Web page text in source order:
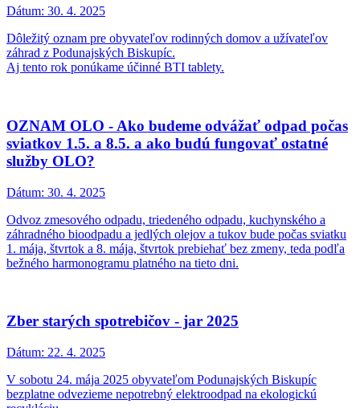
Dátum: 30. 4. 2025
Dôležitý oznam pre obyvateľov rodinných domov a užívateľov
záhrad z Podunajských Biskupíc.
Aj tento rok ponúkame účinné BTI tablety.
OZNAM OLO - Ako budeme odvážať odpad počas
sviatkov 1.5. a 8.5. a ako budú fungovať ostatné
služby OLO?
Dátum: 30. 4. 2025
Odvoz zmesového odpadu, triedeného odpadu, kuchynského a
záhradného bioodpadu a jedlých olejov a tukov bude počas sviatku
1. mája, štvrtok a 8. mája, štvrtok prebiehať bez zmeny, teda podľa
bežného harmonogramu platného na tieto dni.
Zber starých spotrebičov - jar 2025
Dátum: 22. 4. 2025
V sobotu 24. mája 2025 obyvateľom Podunajských Biskupíc
bezplatne odvezieme nepotrebný elektroodpad na ekologickú